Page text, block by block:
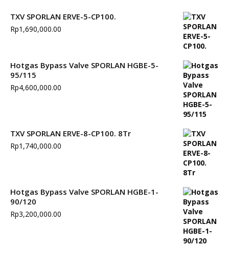
TXV SPORLAN ERVE-5-CP100.
Rp1,690,000.00
Hotgas Bypass Valve SPORLAN HGBE-5-
95/115
Rp4,600,000.00
TXV SPORLAN ERVE-8-CP100. 8Tr
Rp1,740,000.00
Hotgas Bypass Valve SPORLAN HGBE-1-
90/120
Rp3,200,000.00